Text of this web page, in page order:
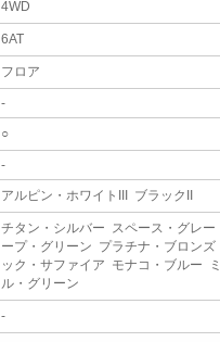
4WD
6AT
フロア
-
○
-
アルピン・ホワイトIII ブラックII
チタン・シルバー スペース・グレ
ープ・グリーン プラチナ・ブロン
ック・サファイア モナコ・ブルー
ル・グリーン
-